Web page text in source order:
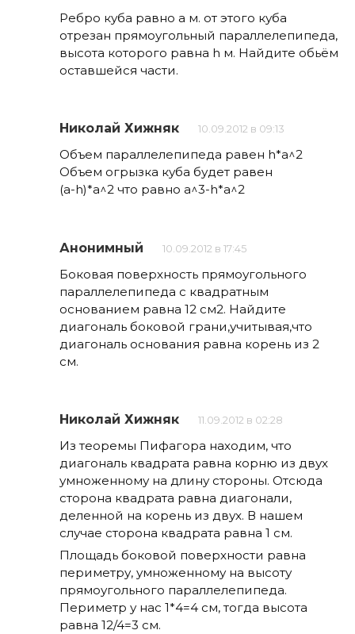
Ребро куба равно а м. от этого куба
отрезан прямоугольный параллелепипеда,
высота которого равна h м. Найдите обьём
оставшейся части.
Николай Хижняк 10.09.2012 в 09:13
Объем параллелепипеда равен h*a^2
Объем огрызка куба будет равен
(a-h)*a^2 что равно a^3-h*a^2
Анонимный 10.09.2012 в 17:45
Боковая поверхность прямоугольного
параллелепипеда с квадратным
основанием равна 12 см2. Найдите
диагональ боковой грани,учитывая,что
диагональ основания равна корень из 2
см.
Николай Хижняк 11.09.2012 в 02:28
Из теоремы Пифагора находим, что
диагональ квадрата равна корню из двух
умноженному на длину стороны. Отсюда
сторона квадрата равна диагонали,
деленной на корень из двух. В нашем
случае сторона квадрата равна 1 см.
Площадь боковой поверхности равна
периметру, умноженному на высоту
прямоугольного параллелепипеда.
Периметр у нас 1*4=4 см, тогда высота
равна 12/4=3 см.